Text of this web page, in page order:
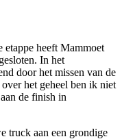
etappe heeft Mammoet
In het
door het missen van de
het geheel ben ik niet
de finish in
truck aan een grondige